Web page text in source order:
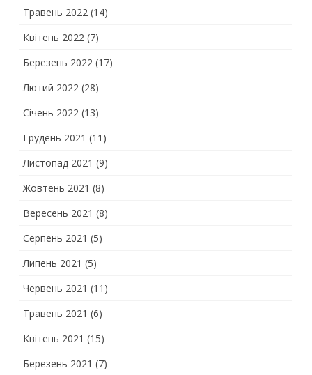
Травень 2022 (14)
Квітень 2022 (7)
Березень 2022 (17)
Лютий 2022 (28)
Січень 2022 (13)
Грудень 2021 (11)
Листопад 2021 (9)
Жовтень 2021 (8)
Вересень 2021 (8)
Серпень 2021 (5)
Липень 2021 (5)
Червень 2021 (11)
Травень 2021 (6)
Квітень 2021 (15)
Березень 2021 (7)